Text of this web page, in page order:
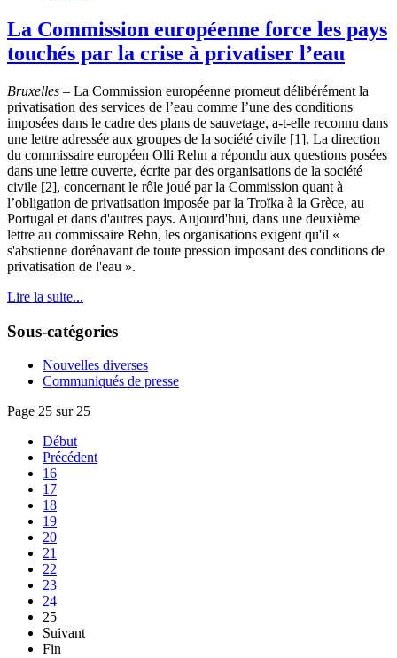
La Commission européenne force les pays
touchés par la crise à privatiser l’eau
Bruxelles – La Commission européenne promeut délibérément la
privatisation des services de l’eau comme l’une des conditions
imposées dans le cadre des plans de sauvetage, a-t-elle reconnu dans
une lettre adressée aux groupes de la société civile [1]. La direction
du commissaire européen Olli Rehn a répondu aux questions posées
dans une lettre ouverte, écrite par des organisations de la société
civile [2], concernant le rôle joué par la Commission quant à
l’obligation de privatisation imposée par la Troïka à la Grèce, au
Portugal et dans d'autres pays. Aujourd'hui, dans une deuxième
lettre au commissaire Rehn, les organisations exigent qu'il «
s'abstienne dorénavant de toute pression imposant des conditions de
privatisation de l'eau ».
Lire la suite...
Sous-catégories
Nouvelles diverses
Communiqués de presse
Page 25 sur 25
Début
Précédent
16
17
18
19
20
21
22
23
24
25
Suivant
Fin